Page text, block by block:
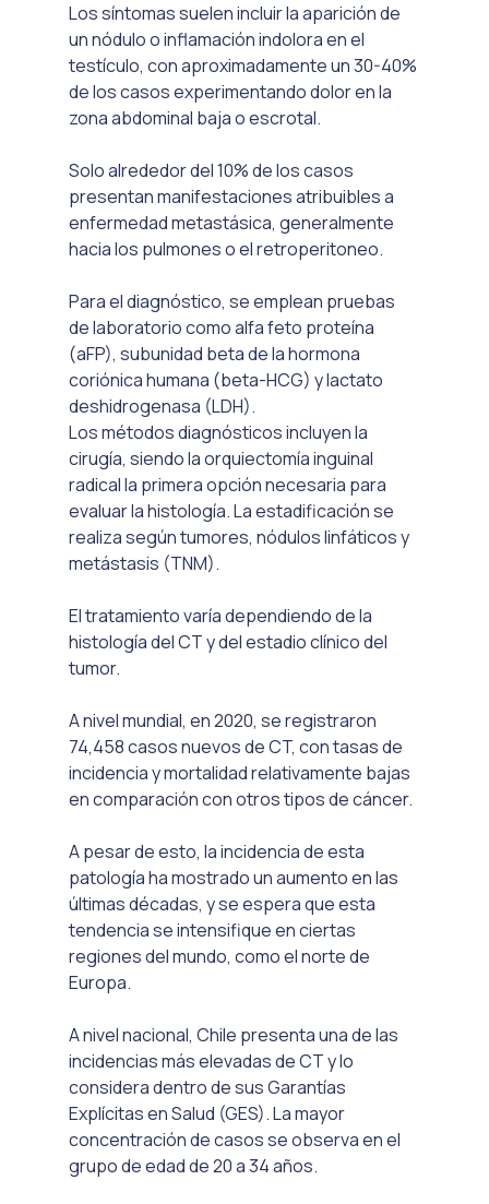
Los síntomas suelen incluir la aparición de
un nódulo o inflamación indolora en el
testículo, con aproximadamente un 30-40%
de los casos experimentando dolor en la
zona abdominal baja o escrotal.
Solo alrededor del 10% de los casos
presentan manifestaciones atribuibles a
enfermedad metastásica, generalmente
hacia los pulmones o el retroperitoneo.
Para el diagnóstico, se emplean pruebas
de laboratorio como alfa feto proteína
(aFP), subunidad beta de la hormona
coriónica humana (beta-HCG) y lactato
deshidrogenasa (LDH).
Los métodos diagnósticos incluyen la
cirugía, siendo la orquiectomía inguinal
radical la primera opción necesaria para
evaluar la histología. La estadificación se
realiza según tumores, nódulos linfáticos y
metástasis (TNM).
El tratamiento varía dependiendo de la
histología del CT y del estadio clínico del
tumor.
A nivel mundial, en 2020, se registraron
74,458 casos nuevos de CT, con tasas de
incidencia y mortalidad relativamente bajas
en comparación con otros tipos de cáncer.
A pesar de esto, la incidencia de esta
patología ha mostrado un aumento en las
últimas décadas, y se espera que esta
tendencia se intensifique en ciertas
regiones del mundo, como el norte de
Europa.
A nivel nacional, Chile presenta una de las
incidencias más elevadas de CT y lo
considera dentro de sus Garantías
Explícitas en Salud (GES). La mayor
concentración de casos se observa en el
grupo de edad de 20 a 34 años.